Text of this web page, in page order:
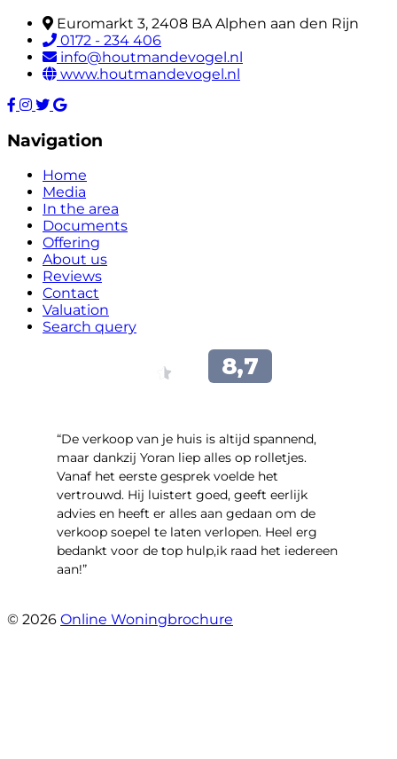
Euromarkt 3, 2408 BA Alphen aan den Rijn
0172 - 234 406
info@houtmandevogel.nl
www.houtmandevogel.nl
Navigation
Home
Media
In the area
Documents
Offering
About us
Reviews
Contact
Valuation
Search query
“​De verkoop van je huis is altijd spannend,
maar dankzij Yoran liep alles op rolletjes.
Vanaf het eerste gesprek voelde het
vertrouwd. Hij luistert goed, geeft eerlijk
advies en heeft er alles aan gedaan om de
verkoop soepel te laten verlopen. Heel erg
bedankt voor de top hulp,ik raad het iedereen
aan!”
© 2026 Online Woningbrochure